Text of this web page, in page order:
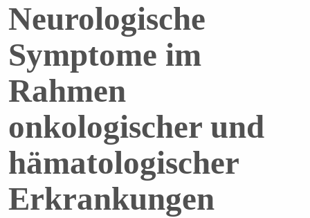
Neurologische
Symptome im
Rahmen
onkologischer und
hämatologischer
Erkrankungen